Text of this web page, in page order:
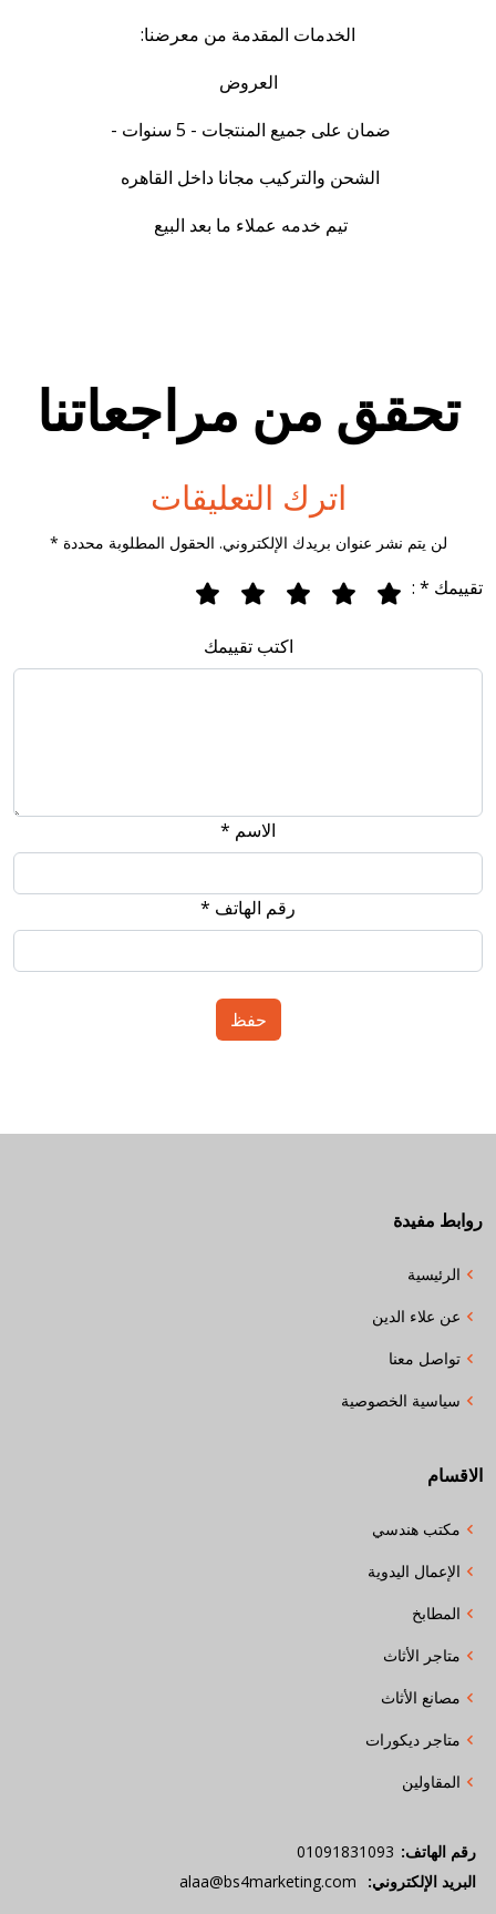
الخدمات المقدمة من معرضنا:
العروض
ضمان على جميع المنتجات - 5 سنوات -
الشحن والتركيب مجانا داخل القاهره
تيم خدمه عملاء ما بعد البيع
تحقق من مراجعاتنا
اترك التعليقات
لن يتم نشر عنوان بريدك الإلكتروني. الحقول المطلوبة محددة *
تقييمك * :
اكتب تقييمك
الاسم *
رقم الهاتف *
روابط مفيدة
الرئيسية
عن علاء الدين
تواصل معنا
سياسية الخصوصية
الاقسام
مكتب هندسي
الإعمال اليدوية
المطابخ
متاجر الأثاث
مصانع الأثاث
متاجر ديكورات
المقاولين
رقم الهاتف: 01091831093
البريد الإلكتروني:
alaa@bs4marketing.com